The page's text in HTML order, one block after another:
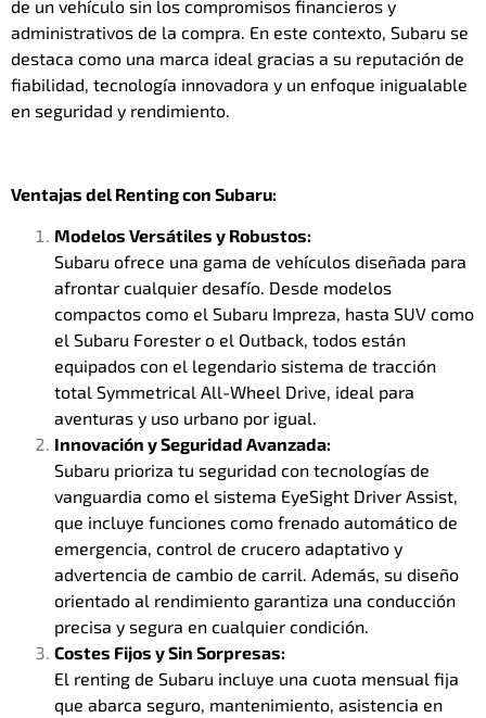
de un vehículo sin los compromisos financieros y
administrativos de la compra. En este contexto, Subaru se
destaca como una marca ideal gracias a su reputación de
fiabilidad, tecnología innovadora y un enfoque inigualable
en seguridad y rendimiento.
Ventajas del Renting con Subaru:
Modelos Versátiles y Robustos:
Subaru ofrece una gama de vehículos diseñada para
afrontar cualquier desafío. Desde modelos
compactos como el Subaru Impreza, hasta SUV como
el Subaru Forester o el Outback, todos están
equipados con el legendario sistema de tracción
total Symmetrical All-Wheel Drive, ideal para
aventuras y uso urbano por igual.
Innovación y Seguridad Avanzada:
Subaru prioriza tu seguridad con tecnologías de
vanguardia como el sistema EyeSight Driver Assist,
que incluye funciones como frenado automático de
emergencia, control de crucero adaptativo y
advertencia de cambio de carril. Además, su diseño
orientado al rendimiento garantiza una conducción
precisa y segura en cualquier condición.
Costes Fijos y Sin Sorpresas:
El renting de Subaru incluye una cuota mensual fija
que abarca seguro, mantenimiento, asistencia en